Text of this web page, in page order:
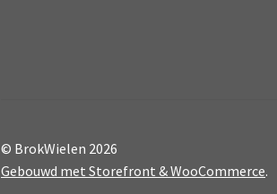
© BrokWielen 2026
Gebouwd met Storefront & WooCommerce.